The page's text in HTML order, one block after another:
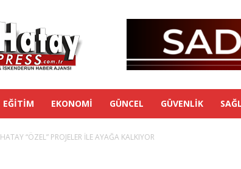
EĞITIM EKONOMI GÜNCEL GÜVENLIK
HATAY “ÖZEL” PROJELER İLE AYAĞA KALKIYOR